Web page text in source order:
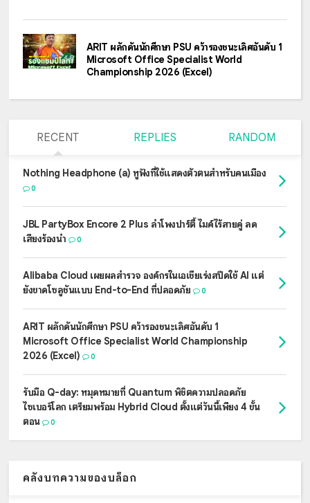
ARIT ผลักดันนักศึกษา PSU คว้ารองชนะเลิศอันดับ 1
Microsoft Office Specialist World
Championship 2026 (Excel)
RECENT REPLIES RANDOM
Nothing Headphone (a) หูฟังที่ใช้แสดงตัวตนสำหรับคนเมือง
0
JBL PartyBox Encore 2 Plus ลำโพงปาร์ตี้ ไมค์ไร้สายคู่ ลด
เสียงร้องนำ
0
Alibaba Cloud เผยผลสำรวจ องค์กรในเอเชียเร่งสปีดใช้ AI แต่
ยังขาดโซลูชันแบบ End-to-End ที่ปลอดภัย
0
ARIT ผลักดันนักศึกษา PSU คว้ารองชนะเลิศอันดับ 1
Microsoft Office Specialist World Championship
2026 (Excel)
0
รับมือ Q-day: หมุดหมายที่ Quantum พิชิตความปลอดภัย
ไซเบอร์โลก เตรียมพร้อม Hybrid Cloud ตั้งแต่วันนี้เพียง 4 ขั้น
ตอน
0
คลังบทความของบล็อก